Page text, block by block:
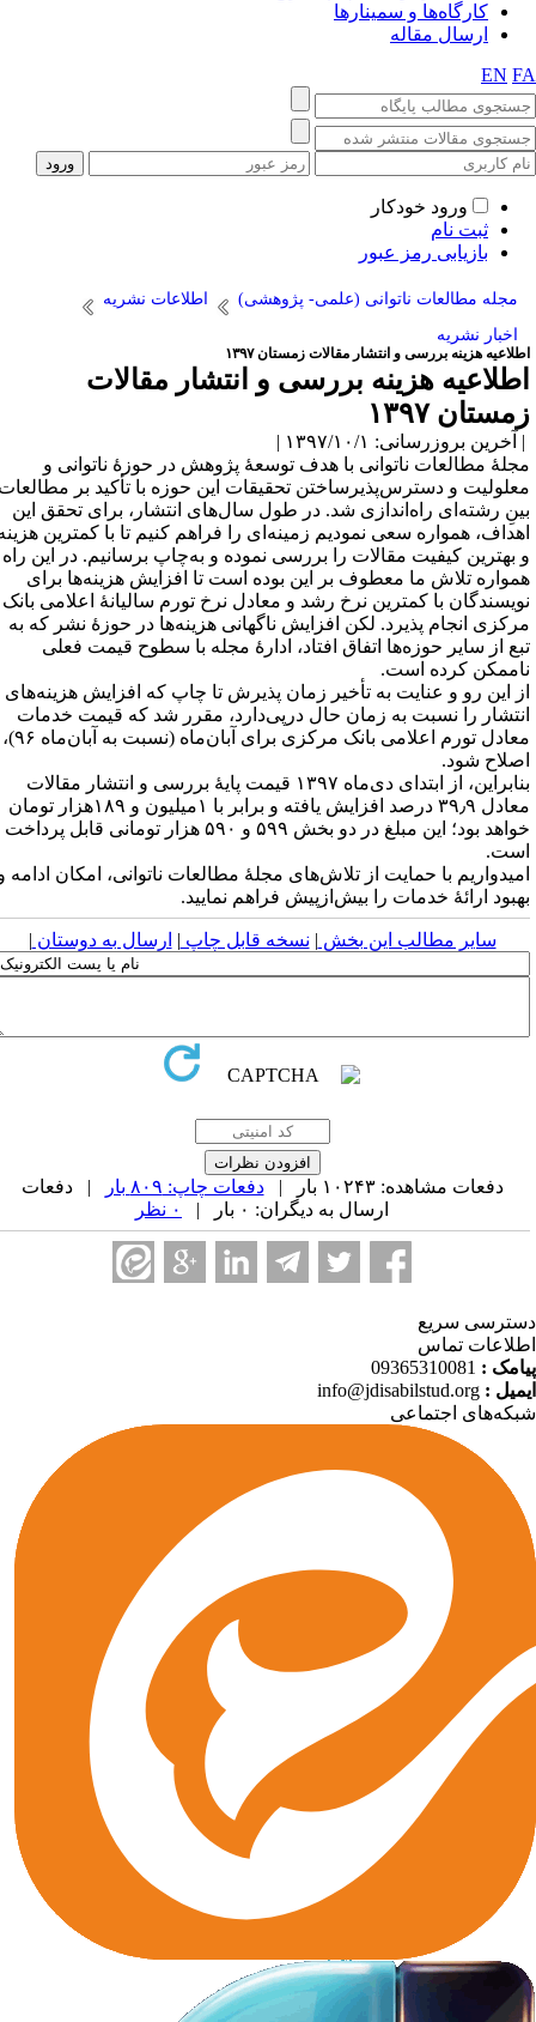
کارگاه‌ها و سمینارها
ارسال مقاله
EN
ورود خودکار
ثبت نام
بازیابی رمز عبور
مجله مطالعات ناتوانی (علمی- پژوهشی)
اطلاعات نشریه
اخبار نشریه
هزینه بررسی و انتشار مقالات زمستان ۱۳۹۷
هزینه بررسی و انتشار مقالات
۱۳۹۷
بروزرسانی: ۱۳۹۷/۱۰/۱ |
مطالعات ناتوانی با هدف توسعهٔ پژوهش در حوزهٔ ناتوانی و
و دسترس‌پذیرساختن تحقیقات این حوزه با تأکید بر مطالعات
رشته‌ای راه‌اندازی شد. در طول سال‌های انتشار، برای تحقق این
همواره سعی نمودیم زمینه‌ای را فراهم کنیم تا با کمترین هزینه
بهترین کیفیت مقالات را بررسی نموده و به‌چاپ برسانیم. در این راه
تلاش ما معطوف بر این بوده است تا افزایش هزینه‌ها برای
با کمترین نرخ رشد و معادل نرخ تورم سالیانهٔ اعلامی بانک
انجام پذیرد. لکن افزایش ناگهانی هزینه‌ها در حوزهٔ نشر که به
از سایر حوزه‌ها اتفاق افتاد، ادارهٔ مجله با سطوح قیمت فعلی
کرده است.
این رو و عنایت به تأخیر زمان پذیرش تا چاپ که افزایش هزینه‌های
را نسبت به زمان حال درپی‌دارد، مقرر شد که قیمت خدمات
معادل تورم اعلامی بانک مرکزی برای آبان‌ماه (نسبت به آبان‌ماه ۹۶)،
شود.
بنابراین، از ابتدای دی‌ماه ۱۳۹۷ قیمت پایهٔ بررسی و انتشار مقالات
معادل ۳۹٫۹ درصد افزایش یافته و برابر با ۱میلیون و ۱۸۹هزار تومان
خواهد بود؛ این مبلغ در دو بخش ۵۹۹ و ۵۹۰ هزار تومانی قابل پرداخت
با حمایت از تلاش‌های مجلهٔ مطالعات ناتوانی، امکان ادامه و
ارائهٔ خدمات را بیش‌ازپیش فراهم نمایید.
سایر مطالب این بخش | نسخه قابل چاپ| ارسال به دوستان|
دفعات مشاهده: ۱۰۲۴۳ بار | دفعات چاپ: ۸۰۹ بار
| دفعات
ارسال به دیگران: ۰ بار |
سریع
تماس
:
09365310081
:
info@jdisabilstud.org
اجتماعی